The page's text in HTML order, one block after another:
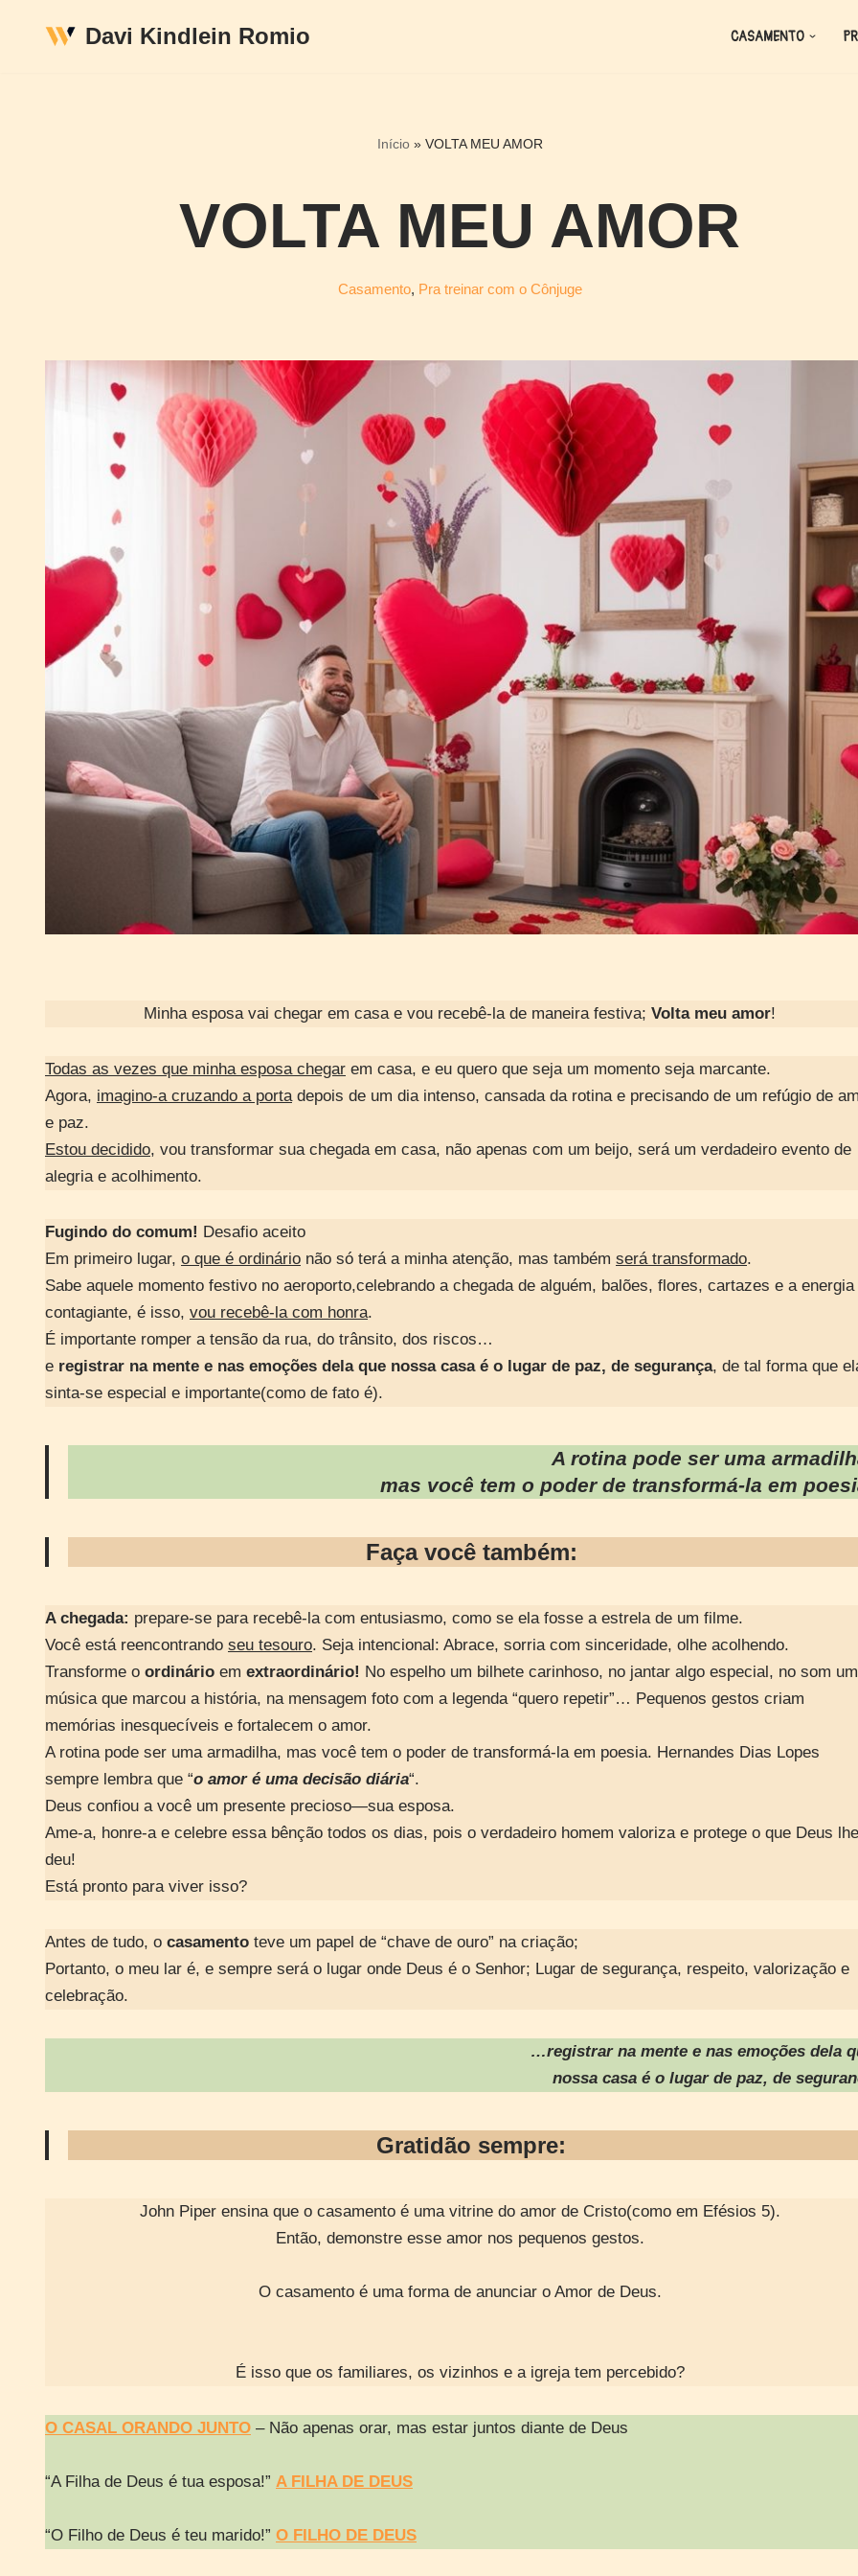
Davi Kindlein Romio CASAMENTO
Início» VOLTA MEU AMOR
VOLTA MEU AMOR
Casamento, Pra treinar com o Cônjuge
Minha esposa vai chegar em casa e vou recebê-la de maneira festiva; Volta meu amor!
Todas as vezes que minha esposa chegar em casa, e eu quero que seja um momento seja marcante.
Agora, imagino-a cruzando a portadepois de um dia intenso, cansada da rotina e precisando de um refúgio de
e paz.
Estou decidido, vou transformar sua chegada em casa, não apenas com um beijo, será um verdadeiro evento de
alegria e acolhimento.
Fugindo do comum! Desafio aceito
Em primeiro lugar, o que é ordinário não só terá a minha atenção, mas também será transformado.
Sabe aquele momento festivo no aeroporto,celebrando a chegada de alguém, balões, flores, cartazes e a energia
contagiante, é isso, vou recebê-la com honra.
É importante romper a tensão da rua, do trânsito, dos riscos…
e registrar na mente e nas emoções dela que nossa casa é o lugar de paz, de segurança, de tal forma que
sinta-se especial e importante(como de fato é).
A rotina pode ser uma
mas você tem o poder de transformá-la em
Faça você também:
A chegada: prepare-se para recebê-la com entusiasmo, como se ela fosse a estrela de um filme.
Você está reencontrando seu tesouro. Seja intencional: Abrace, sorria com sinceridade, olhe acolhendo.
Transforme o ordinário em extraordinário! No espelho um bilhete carinhoso, no jantar algo especial, no som
música que marcou a história, na mensagem foto com a legenda “quero repetir”… Pequenos gestos criam
memórias inesquecíveis e fortalecem o amor.
A rotina pode ser uma armadilha, mas você tem o poder de transformá-la em poesia. Hernandes Dias Lopes
sempre lembra que “o amor é uma decisão diária“.
Deus confiou a você um presente precioso—sua esposa.
Ame-a, honre-a e celebre essa bênção todos os dias, pois o verdadeiro homem valoriza e protege o que Deus lhe
deu!
Está pronto para viver isso?
Antes de tudo, o casamento teve um papel de “chave de ouro” na criação;
Portanto, o meu lar é, e sempre será o lugar onde Deus é o Senhor; Lugar de segurança, respeito, valorização e
celebração.
…registrar na mente e nas emoções dela
nossa casa é o lugar de paz, de
Gratidão sempre:
John Piper ensina que o casamento é uma vitrine do amor de Cristo(como em Efésios 5).
Então, demonstre esse amor nos pequenos gestos.
O casamento é uma forma de anunciar o Amor de Deus.
É isso que os familiares, os vizinhos e a igreja tem percebido?
O CASAL ORANDO JUNTO – Não apenas orar, mas estar juntos diante de Deus
“A Filha de Deus é tua esposa!” A FILHA DE DEUS
“O Filho de Deus é teu marido!” O FILHO DE DEUS